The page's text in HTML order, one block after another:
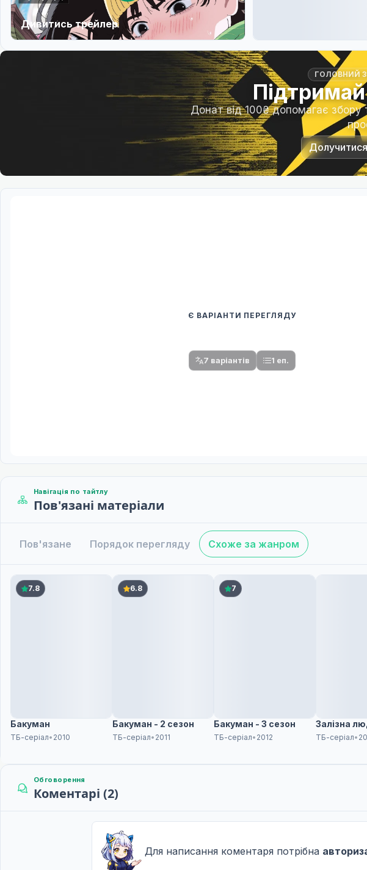
Дивитись трейлер
ГОЛОВНИЙ
Донат від 100₴ допомагає
Є ВАРІАНТИ ПЕРЕГЛЯДУ
7 варіантів 1 еп.
Навігація по тайтлу
Пов'язані матеріали
Пов'язане Порядок перегляду Схоже за жанром
7.8
Бакуман
ТБ-серіал• 2010
6.8
Бакуман - 2 сезон
ТБ-серіал• 2011
7
Бакуман - 3 сезон
ТБ-серіал• 2012
Залізна
ТБ-серіал•
Обговорення
Коментарі (2)
Для написання коментаря потрібна